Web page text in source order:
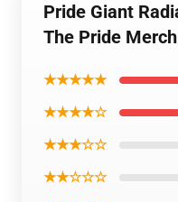
Pride Giant
The Pride
★★★★★
★★★★☆
★★★☆☆
★★☆☆☆